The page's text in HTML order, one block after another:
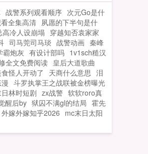
还...
战警系列观看顺序 次元Go是什
全集高清 夙愿的下半句是什
高冷人设崩塌
穿越知否袁家家
司马莞司马琰 战警动画 秦峰
霸炮灰 有设计部吗 1v1sch糙汉
全文免费阅读 皇后大道歌曲
食怪人开动了 天商什么意思 泪
斗罗执掌王之战联被金榜曝光
林时短剧 zx战警 软软roro真
醒后by 狱囚不满gl的结局 霍先
外嫁外嫁知乎2026 mc末日太阳